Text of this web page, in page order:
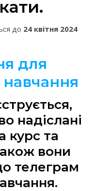
до 24 квітня 2024
для
навчання
надіслані
курс та
вони
телеграм